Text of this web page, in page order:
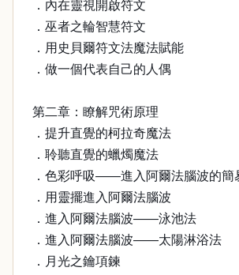
．內在靈視開啟符文
．巫者之輪智慧符文
．用史貝爾符文法魔法賦能
．做一個代表自己的人偶
第二章：瞭解咒術原理
．提升直覺的柯拉奇魔法
．聆聽直覺的蠟燭魔法
．色彩呼吸——進入阿爾法腦波的簡
．用靈擺進入阿爾法腦波
．進入阿爾法腦波——泳池法
．進入阿爾法腦波——太陽淋浴法
．月光之鑰項鍊